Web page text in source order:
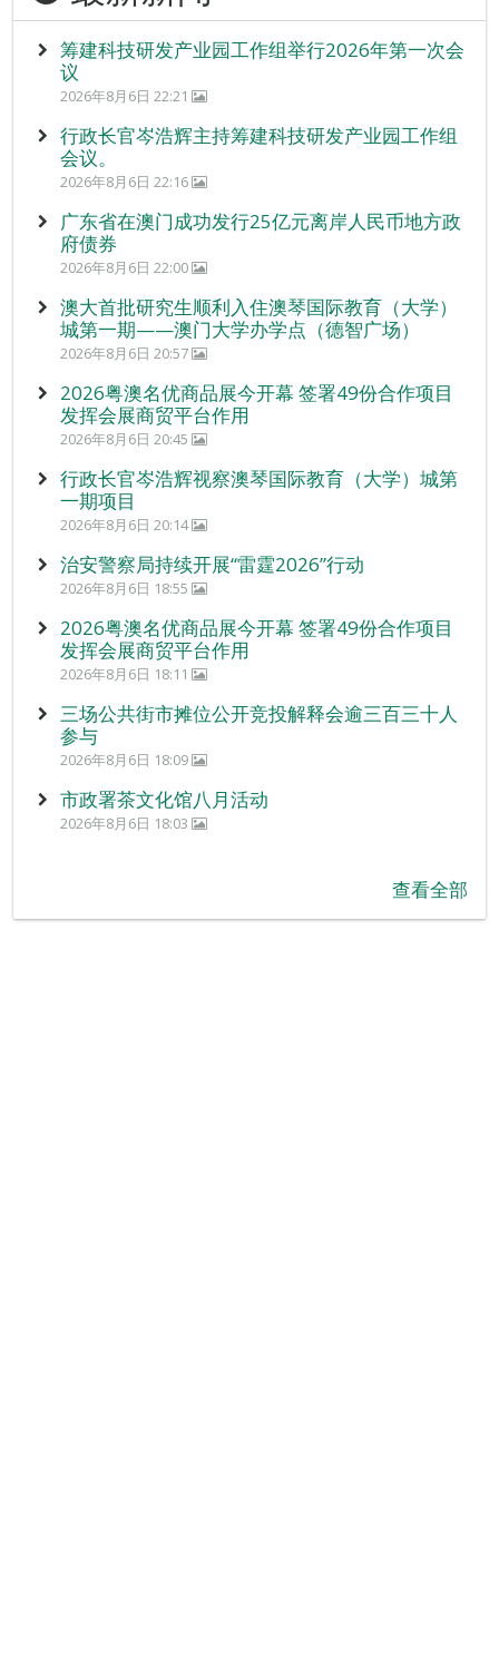
筹建科技研发产业园工作组举行2026年第一次会
议
2026年8月6日 22:21
行政长官岑浩辉主持筹建科技研发产业园工作组
会议。
2026年8月6日 22:16
广东省在澳门成功发行25亿元离岸人民币地方政
府债券
2026年8月6日 22:00
澳大首批研究生顺利入住澳琴国际教育（大学）
城第一期——澳门大学办学点（德智广场）
2026年8月6日 20:57
2026粤澳名优商品展今开幕 签署49份合作项目
发挥会展商贸平台作用
2026年8月6日 20:45
行政长官岑浩辉视察澳琴国际教育（大学）城第
一期项目
2026年8月6日 20:14
治安警察局持续开展“雷霆2026”行动
2026年8月6日 18:55
2026粤澳名优商品展今开幕 签署49份合作项目
发挥会展商贸平台作用
2026年8月6日 18:11
三场公共街市摊位公开竞投解释会逾三百三十人
参与
2026年8月6日 18:09
市政署茶文化馆八月活动
2026年8月6日 18:03
查看全部